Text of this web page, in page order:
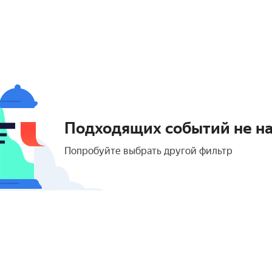
Подходящих событий не
Попробуйте выбрать другой фильтр